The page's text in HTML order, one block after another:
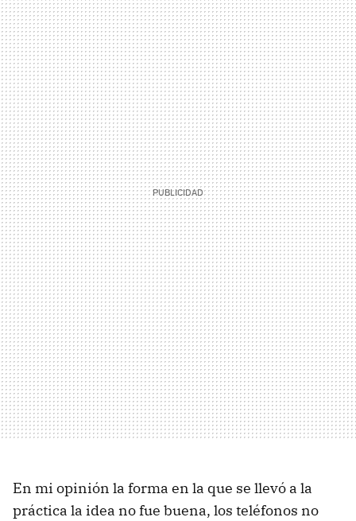
En mi opinión la forma en la que se llevó a la
práctica la idea no fue buena, los teléfonos no